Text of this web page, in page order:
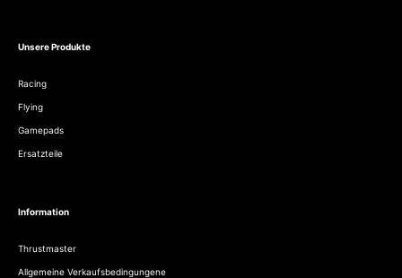
Unsere Produkte
Racing
Flying
Gamepads
Ersatzteile
Information
Thrustmaster
Allgemeine Verkaufsbedingungene